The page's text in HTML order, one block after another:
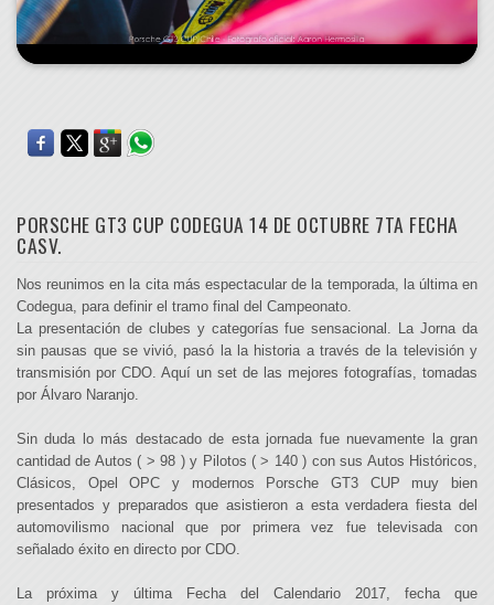
PORSCHE GT3 CUP CODEGUA 14 DE OCTUBRE 7TA FECHA
CASV.
Nos reunimos en la cita más espectacular de la temporada, la última en
Codegua, para definir el tramo final del Campeonato.
La presentación de clubes y categorías fue sensacional. La Jorna da
sin pausas que se vivió, pasó la la historia a través de la televisión y
transmisión por CDO. Aquí un set de las mejores fotografías, tomadas
por Álvaro Naranjo.
Sin duda lo más destacado de esta jornada fue nuevamente la gran
cantidad de Autos ( > 98 ) y Pilotos ( > 140 ) con sus Autos Históricos,
Clásicos, Opel OPC y modernos Porsche GT3 CUP muy bien
presentados y preparados que asistieron a esta verdadera fiesta del
automovilismo nacional que por primera vez fue televisada con
señalado éxito en directo por CDO.
La próxima y última Fecha del Calendario 2017, fecha que